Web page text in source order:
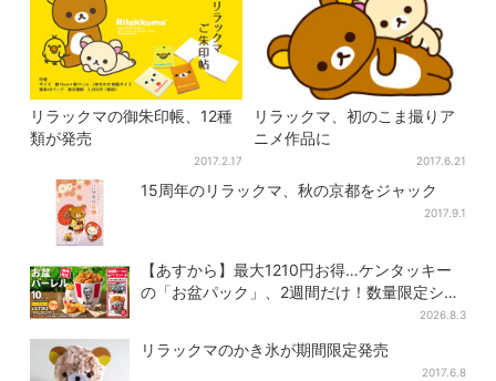
リラックマの御朱印帳、12種
類が発売
2017.2.17
リラックマ、初のこま撮りア
ニメ作品に
2017.6.21
15周年のリラックマ、秋の京都をジャック
2017.9.1
【あすから】最大1210円お得…ケンタッキー
の「お盆パック」、2週間だけ！数量限定シー
2026.8.3
リラックマのかき氷が期間限定発売
2017.6.8